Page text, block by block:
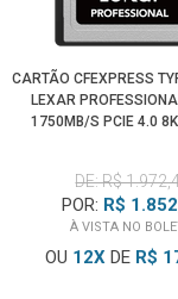
CARTÃO CFEXPRESS
LEXAR
1750MB/S PCIE 4.0
DE: R$
POR: R$
À VISTA NO
OU 12XDE R$